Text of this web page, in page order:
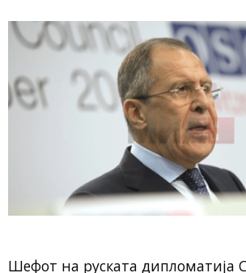
Шефот на руската дипломатија